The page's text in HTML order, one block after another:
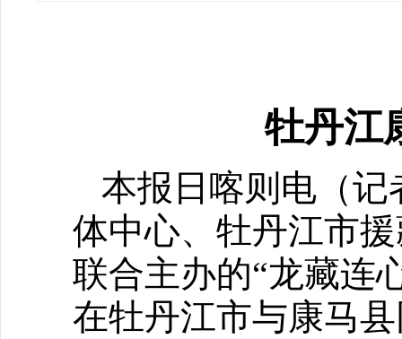
牡丹江
本报日喀则电（
体中心、牡丹江市
联合主办的“龙藏连
在牡丹江市与康马